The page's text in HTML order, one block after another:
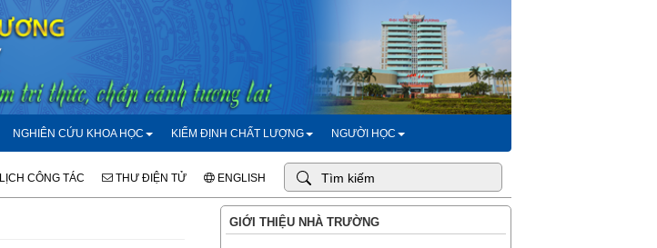
NGHIÊN CỨU KHOA HỌC KIỂM ĐỊNH CHẤT LƯỢNG NGƯỜI HỌC
LỊCH CÔNG TÁC THƯ ĐIỆN TỬ ENGLISH
GIỚI THIỆU NHÀ TRƯỜNG